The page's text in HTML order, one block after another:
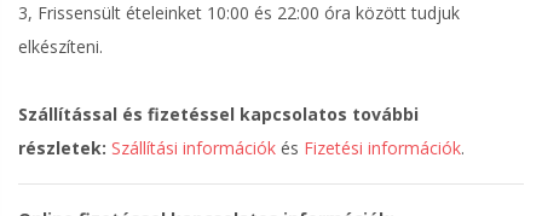
3, Frissensült ételeinket 10:00 és 22:00 óra között tudjuk
elkészíteni.
Szállítással és fizetéssel kapcsolatos további
részletek: Szállítási információk és Fizetési információk.